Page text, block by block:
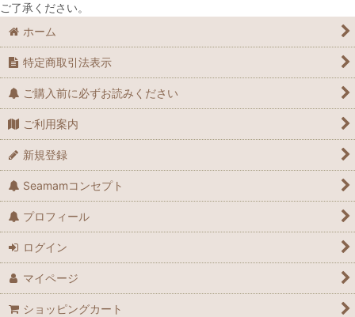
ご了承ください。
ホーム
特定商取引法表示
ご購入前に必ずお読みください
ご利用案内
新規登録
Seamamコンセプト
プロフィール
ログイン
マイページ
ショッピングカート